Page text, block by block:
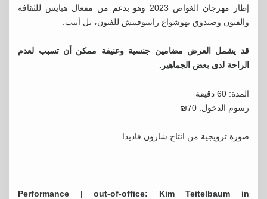
إطار مهرجان الغواص 2023 وهو بدعم من مفعال هبايس للثقافة
والفنون وصندوق يهوشواع رابينوفيتش للفنون، تل أبيب.
قد يشمل العرض مضامين جنسية وعنيفة ممكن أن تسبب لعدم
الراحة لدى بعض الجماهير.
المدة: 60 دقيقة
رسوم الدخول: 70₪
صورة ترويجية من انتاج شارون فاديدا
Performance | out-of-office: Kim Teitelbaum in